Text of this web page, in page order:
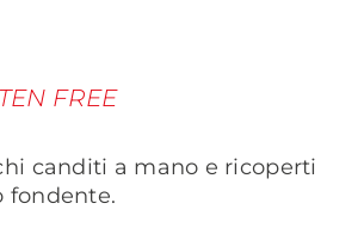
FREE
canditi a mano e ricoperti
fondente.